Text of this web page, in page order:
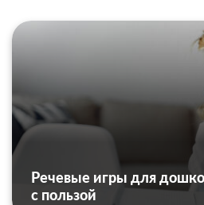
Речевые игры для
с пользой